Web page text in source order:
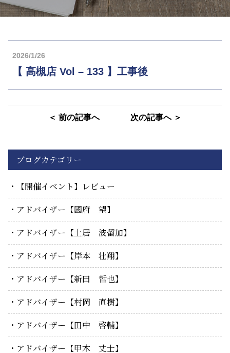
ブログカテゴリー
【開催イベント】レビュー
アドバイザー【國府 望】
アドバイザー【土居 波留加】
アドバイザー【岸本 壮翔】
アドバイザー【新田 哲也】
アドバイザー【村岡 直樹】
アドバイザー【田中 啓輔】
アドバイザー【甲木 丈士】
2026/1/26
【 高槻店 Vol – 133 】工事後
＜ 前の記事へ 次の記事へ ＞